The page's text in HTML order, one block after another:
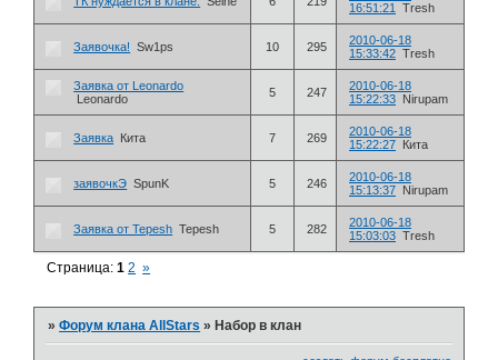
16:51:21
Tresh
Заявочка! Sw1ps 10 295
2010-06-18
15:33:42 Tresh
Заявка от Leonardo
Leonardo
5 247
2010-06-18
15:22:33 Nirupam
Заявка Кита 7 269
2010-06-18
15:22:27 Кита
заявочкЭ SpunK 5 246
2010-06-18
15:13:37 Nirupam
Заявка от Tepesh Tepesh 5 282
2010-06-18
15:03:03 Tresh
Страница:1 2 »
»Форум клана AllStars » Набор в клан